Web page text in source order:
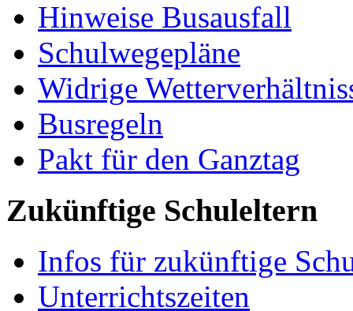
Hinweise Busausfall
Schulwegepläne
Widrige
Busregeln
Pakt für den Ganztag
Zukünftige Schuleltern
Infos für zukünftige
Unterrichtszeiten